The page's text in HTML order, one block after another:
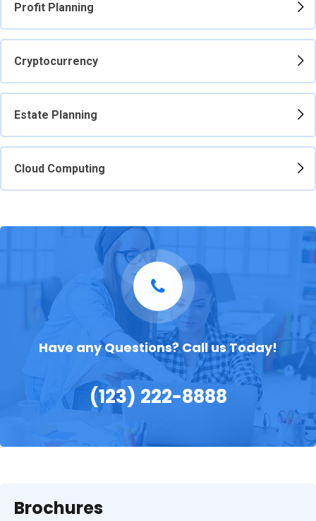
Profit Planning
Cryptocurrency
Estate Planning
Cloud Computing
Have any Questions? Call us Today!
(123) 222-8888
Brochures